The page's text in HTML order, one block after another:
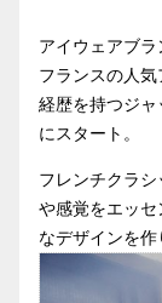
アイウェアブラ
フランスの人
経歴を持つジ
にスタート。
フレンチクラ
や感覚をエッ
なデザインを作